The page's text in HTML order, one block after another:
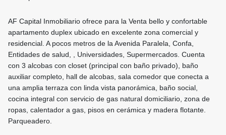
AF Capital Inmobiliario ofrece para la Venta bello y confortable
apartamento duplex ubicado en excelente zona comercial y
residencial. A pocos metros de la Avenida Paralela, Confa,
Entidades de salud, , Universidades, Supermercados. Cuenta
con 3 alcobas con closet (principal con baño privado), baño
auxiliar completo, hall de alcobas, sala comedor que conecta a
una amplia terraza con linda vista panorámica, baño social,
cocina integral con servicio de gas natural domiciliario, zona de
ropas, calentador a gas, pisos en cerámica y madera flotante.
Parqueadero.